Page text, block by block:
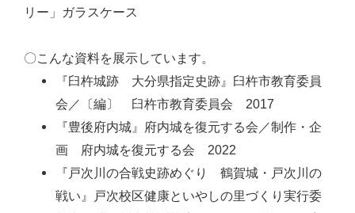
リー」ガラスケース
〇こんな資料を展示しています。
『臼杵城跡 大分県指定史跡』臼杵市教育委員
会／〔編〕 臼杵市教育委員会 2017
『豊後府内城』府内城を復元する会／制作・企
画 府内城を復元する会 2022
『戸次川の合戦史跡めぐり 鶴賀城・戸次川の
戦い』戸次校区健康といやしの里づくり実行委